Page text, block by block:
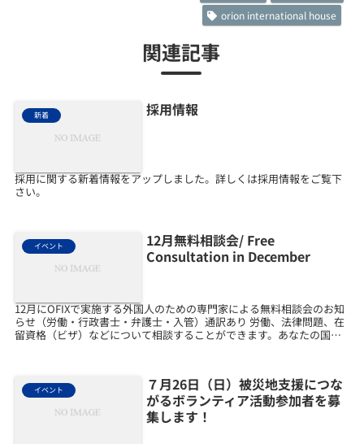
orion international house
関連記事
新着 採用情報
採用に関する新着情報をアップしました。詳しくは採用情報をご覧下
さい。
イベント
12月無料相談会/ Free
Consultation in December
12月にOFIXで実施する外国人のための専門家による無料相談会のお知
らせ（労働・行政書士・弁護士・入管）通訳あり 労働、法律問題、在
留資格（ビザ）などについて相談することができます。あなたの国の
イベント
７月26日（日）被災地支援につな
がるボランティア活動参加者を募
集します！